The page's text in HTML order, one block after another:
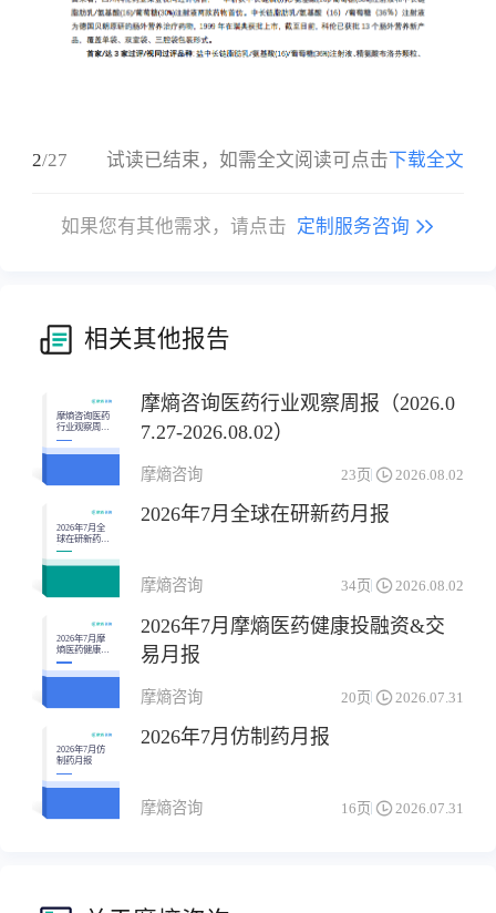
2/27 试读已结束，如需全文阅读可点击下载全文
如果您有其他需求，请点击 定制服务咨询
相关其他报告
摩熵咨询医药
行业观察周报
（2026.07.27-
2026.08.02）
摩熵咨询医药行业观察周报（2026.0
7.27-2026.08.02）
摩熵咨询 23页 2026.08.02
2026年7月全
球在研新药月
报
2026年7月全球在研新药月报
摩熵咨询 34页 2026.08.02
2026年7月摩
熵医药健康投
融资&交易月
报
2026年7月摩熵医药健康投融资&交
易月报
摩熵咨询 20页 2026.07.31
2026年7月仿
制药月报
2026年7月仿制药月报
摩熵咨询 16页 2026.07.31